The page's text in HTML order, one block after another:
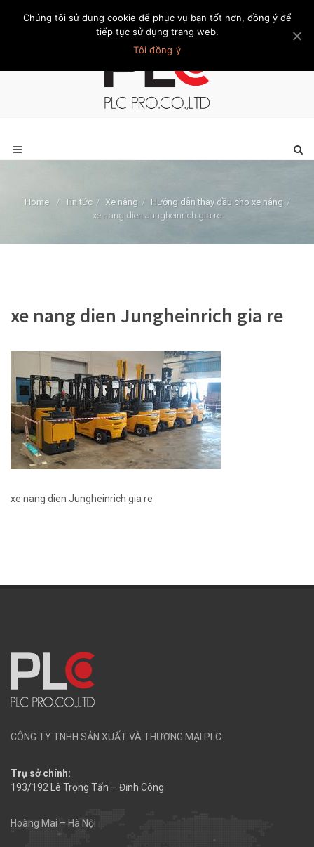
Trang chủ Giới thiệu Khách hàng Liên hệ Thành viên
Home / Tin tức / Xe nâng / Hướng dẫn thay dầu cho xe nâng /
xe nang dien Jungheinrich gia re
xe nang dien Jungheinrich gia re
xe nang dien Jungheinrich gia re
CÔNG TY TNHH SẢN XUẤT VÀ THƯƠNG MẠI PLC
Trụ sở chính:
193/192 Lê Trọng Tấn – Định Công
Hoàng Mai – Hà Nội
Chúng tôi sử dụng cookie để phục vụ bạn tốt hơn, đồng ý để
tiếp tục sử dụng trang web.
Tôi đồng ý